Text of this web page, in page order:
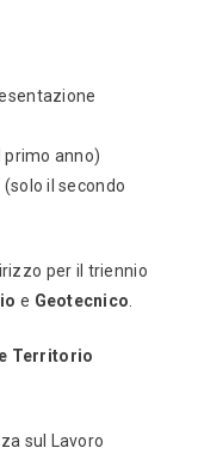
anno)
il secondo
per il triennio
e Geotecnico
Territorio
sul Lavoro